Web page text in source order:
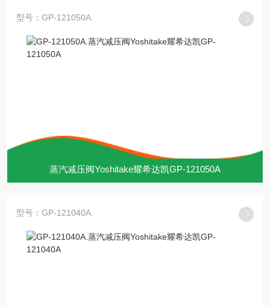
型号：GP-121050A.
蒸汽减压阀Yoshitake耀希达凯GP-121050A
型号：GP-121040A.